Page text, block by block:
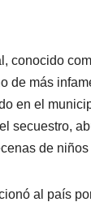
conocido
de más
en el
secuestro,
de
al país